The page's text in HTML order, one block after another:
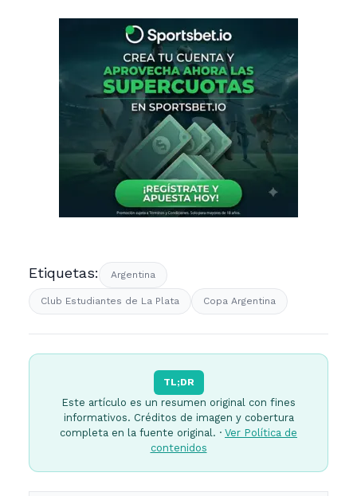
Etiquetas: Argentina
Club Estudiantes de La Plata Copa Argentina
TL;DR
Este artículo es un resumen original con fines
informativos. Créditos de imagen y cobertura
completa en la fuente original. · Ver Política de
contenidos